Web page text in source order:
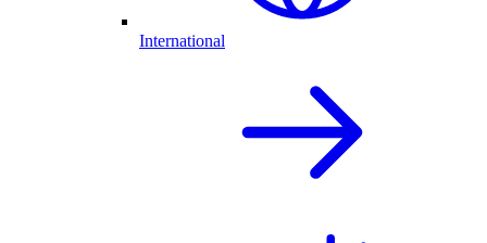
International